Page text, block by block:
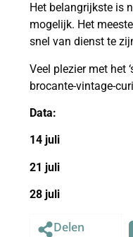
Het belangrijkste is
mogelijk. Het
snel van dienst te
Veel plezier met het
brocante-vintage-
Data:
14 juli
21 juli
28 juli
Delen